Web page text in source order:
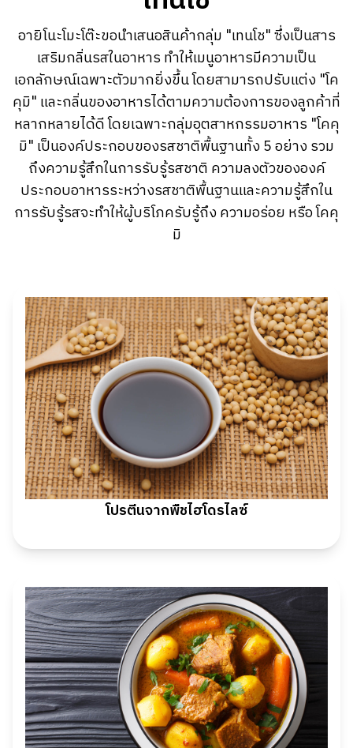
อายิโนะโมะโต๊ะขอนำเสนอสินค้ากลุ่ม "เทนโช" ซึ่งเป็นสาร
เสริมกลิ่นรสในอาหาร ทำให้เมนูอาหารมีความเป็น
เอกลักษณ์เฉพาะตัวมากยิ่งขึ้น โดยสามารถปรับแต่ง "โค
คุมิ" และกลิ่นของอาหารได้ตามความต้องการของลูกค้าที่
หลากหลายได้ดี โดยเฉพาะกลุ่มอุตสาหกรรมอาหาร "โคคุ
มิ" เป็นองค์ประกอบของรสชาติพื้นฐานทั้ง 5 อย่าง รวม
ถึงความรู้สึกในการรับรู้รสชาติ ความลงตัวขององค์
ประกอบอาหารระหว่างรสชาติพื้นฐานและความรู้สึกใน
การรับรู้รสจะทำให้ผู้บริโภครับรู้ถึง ความอร่อย หรือ โคคุ
มิ
โปรตีนจากพืชไฮโดรไลซ์